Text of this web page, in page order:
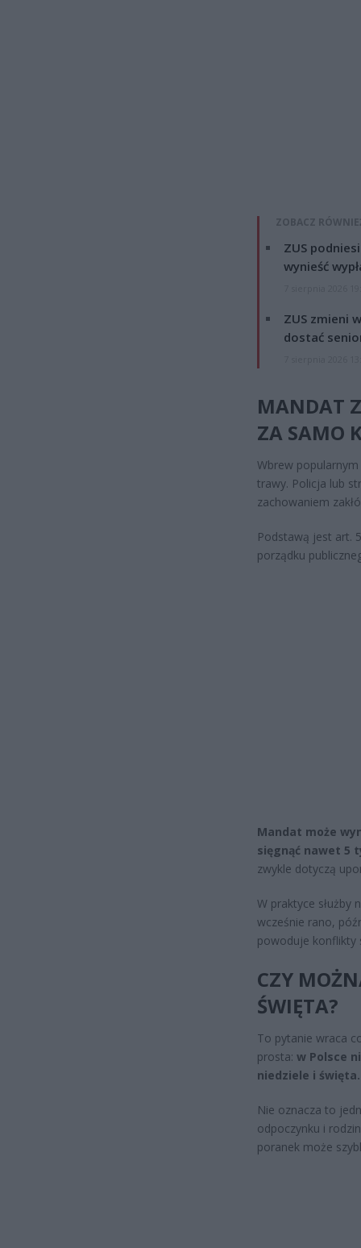
ZOBACZ
ZUS
wynieść
ZUS zmieni
dostać
MANDAT
ZA SAMO
Wbrew
trawy. Policja lub
zachowaniem
Podstawą jest art.
porządku
Mandat może
sięgnąć nawet 5
zwykle dotyczą
W praktyce służby
wcześnie rano,
powoduje konflikty
CZY
ŚWIĘTA?
To pytanie wraca
prosta: w Polsce
niedziele i święta.
Nie oznacza to
odpoczynku i
poranek może